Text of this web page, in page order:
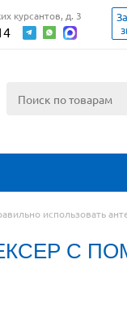
курсантов, д. 3
использовать
С